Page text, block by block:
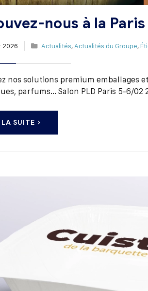
nous à la
2026 Actualités, Actualités du Groupe,
nos solutions premium emballages
parfums... Salon PLD Paris 5-6/02
LA SUITE